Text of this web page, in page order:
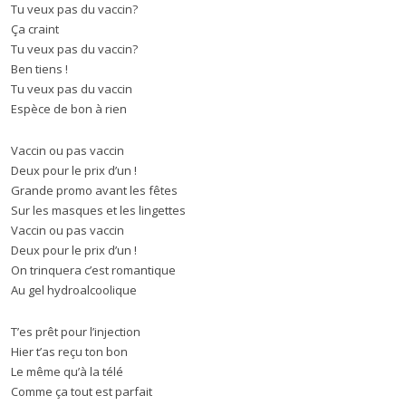
Tu veux pas du vaccin?
Ça craint
Tu veux pas du vaccin?
Ben tiens !
Tu veux pas du vaccin
Espèce de bon à rien
Vaccin ou pas vaccin
Deux pour le prix d’un !
Grande promo avant les fêtes
Sur les masques et les lingettes
Vaccin ou pas vaccin
Deux pour le prix d’un !
On trinquera c’est romantique
Au gel hydroalcoolique
T’es prêt pour l’injection
Hier t’as reçu ton bon
Le même qu’à la télé
Comme ça tout est parfait